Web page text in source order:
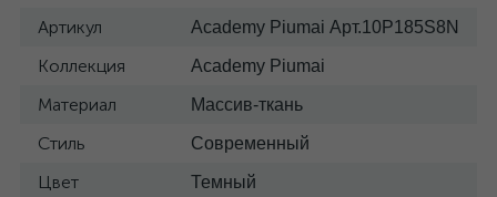
Артикул Academy Piumai Арт.10P185S8N
Коллекция Academy Piumai
Материал Массив-ткань
Стиль Современный
Цвет Темный